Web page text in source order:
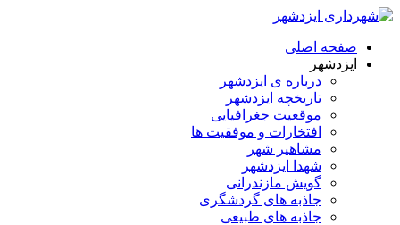
صفحه اصلی
ایزدشهر
درباره ی ایزدشهر
تاریخچه ایزدشهر
موقعیت جغرافیایی
افتخارات و موفقیت ها
مشاهیر شهر
شهدا ایزدشهر
گویش مازندرانی
جاذبه های گردشگری
جاذبه های طبیعی